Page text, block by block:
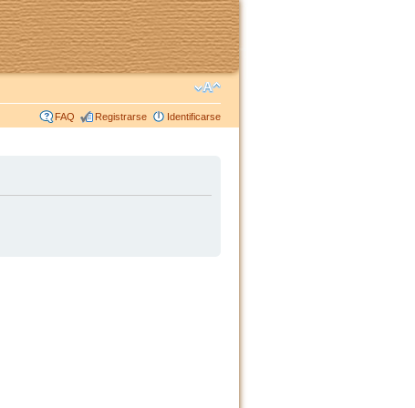
FAQ Registrarse Identificarse